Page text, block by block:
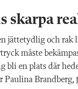
skarpa
jättetydlig och rak
måste
bli en plats där
Paulina Brandberg,